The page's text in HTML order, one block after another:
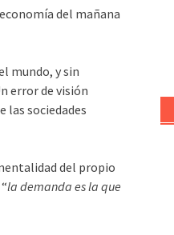
del mañana
mundo, y sin
error de visión
las sociedades
del propio
la demanda es la que